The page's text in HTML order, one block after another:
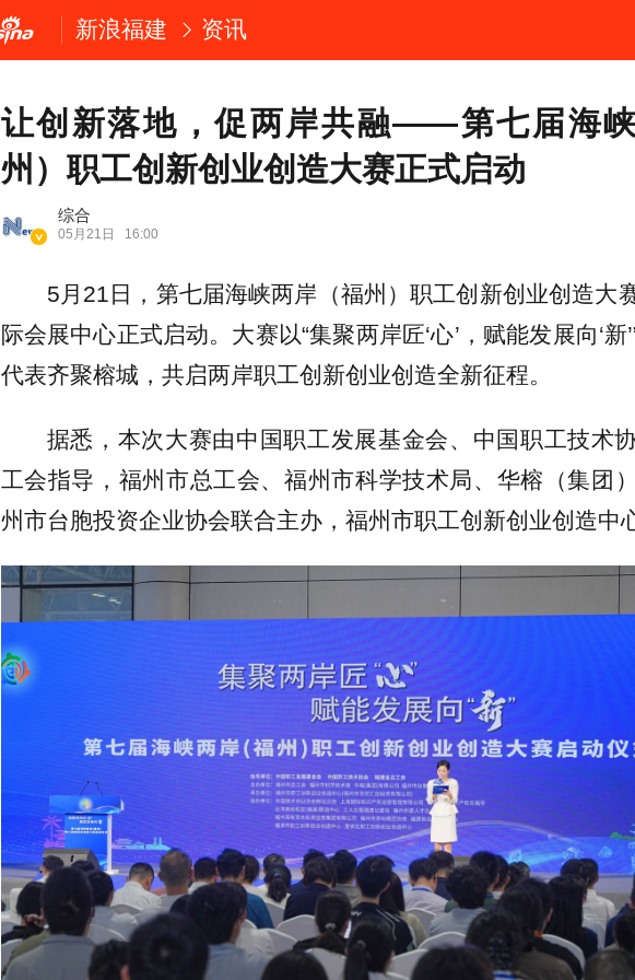
新浪福建 资讯
让创新落地，促两岸共融——第七届海
州）职工创新创业创造大赛正式启动
综合
05月21日 16:00
5月21日，第七届海峡两岸（福州）职工创新创业创造大
际会展中心正式启动。大赛以“集聚两岸匠‘心’，赋能发展向‘新
代表齐聚榕城，共启两岸职工创新创业创造全新征程。
据悉，本次大赛由中国职工发展基金会、中国职工技术
工会指导，福州市总工会、福州市科学技术局、华榕（集团
州市台胞投资企业协会联合主办，福州市职工创新创业创造中